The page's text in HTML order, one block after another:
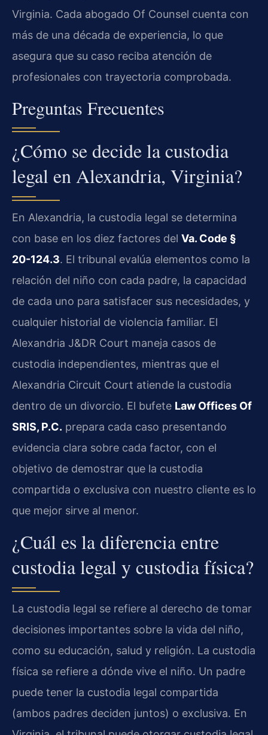
Virginia. Cada abogado Of Counsel cuenta con
más de una década de experiencia, lo que
asegura que su caso reciba atención de
profesionales con trayectoria comprobada.
Preguntas Frecuentes
¿Cómo se decide la custodia
legal en Alexandria, Virginia?
En Alexandria, la custodia legal se determina
con base en los diez factores del Va. Code §
20-124.3. El tribunal evalúa elementos como la
relación del niño con cada padre, la capacidad
de cada uno para satisfacer sus necesidades, y
cualquier historial de violencia familiar. El
Alexandria J&DR Court maneja casos de
custodia independientes, mientras que el
Alexandria Circuit Court atiende la custodia
dentro de un divorcio. El bufete Law Offices Of
SRIS, P.C. prepara cada caso presentando
evidencia clara sobre cada factor, con el
objetivo de demostrar que la custodia
compartida o exclusiva con nuestro cliente es lo
que mejor sirve al menor.
¿Cuál es la diferencia entre
custodia legal y custodia física?
La custodia legal se refiere al derecho de tomar
decisiones importantes sobre la vida del niño,
como su educación, salud y religión. La custodia
física se refiere a dónde vive el niño. Un padre
puede tener la custodia legal compartida
(ambos padres deciden juntos) o exclusiva. En